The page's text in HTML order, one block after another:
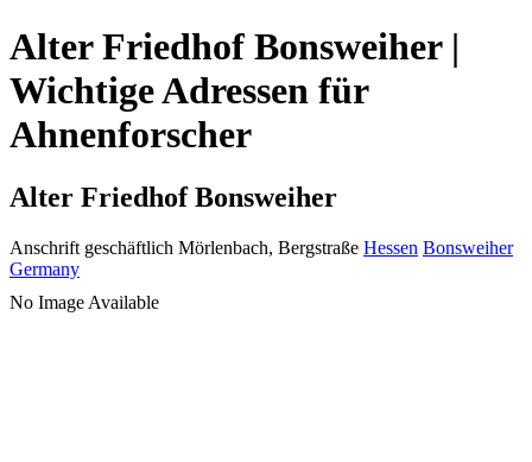
Alter Friedhof Bonsweiher |
Wichtige Adressen für
Ahnenforscher
Alter Friedhof Bonsweiher
Anschrift geschäftlich Mörlenbach, Bergstraße Hessen Bonsweiher
Germany
No Image Available